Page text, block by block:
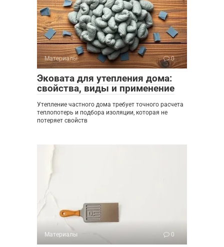
Материалы 0
Эковата для утепления дома:
свойства, виды и применение
Утепление частного дома требует точного расчета
теплопотерь и подбора изоляции, которая не
потеряет свойств
Материалы 0